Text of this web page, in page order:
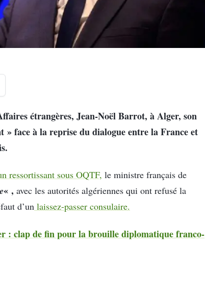
étrangères, Jean-Noël Barrot, à Alger, son
face à la reprise du dialogue entre la France et
ressortissant sous OQTF, le ministre français de
« , avec les autorités algériennes qui ont refusé la
d’un laissez-passer consulaire.
: clap de fin pour la brouille diplomatique franco-